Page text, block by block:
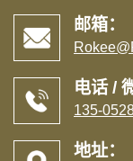
邮箱：
电话 /
135-
地址：